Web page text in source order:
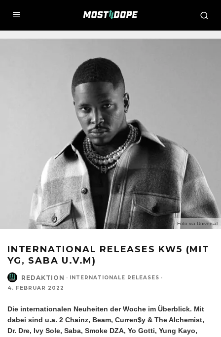
Foto via Universal
INTERNATIONAL RELEASES KW5 (MIT
YG, SABA U.V.M)
REDAKTION · INTERNATIONALE RELEASES ·
4. FEBRUAR 2022
Die internationalen Neuheiten der Woche im Überblick. Mit
dabei sind u.a. 2 Chainz, Beam, Curren$y & The Alchemist,
Dr. Dre, Ivy Sole, Saba, Smoke DZA, Yo Gotti, Yung Kayo,